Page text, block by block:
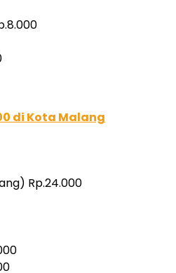
di Kota Malang
Rp.24.000